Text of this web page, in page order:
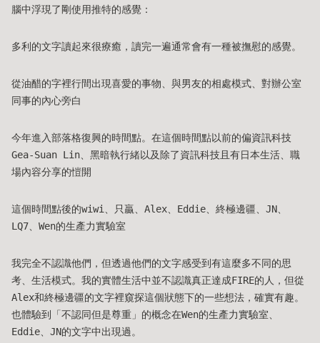
腦中浮現了剛使用推特的感覺：
多利的文字讀起來很療癒，讀完一遍通常會有一種被撫慰的感覺。
從油醋的字裡行間出現喜愛的事物、與男友的相處模式、對辦公室
同事的內心旁白
今年進入部落格復興的時間點。在這個時間點以前的偏資訊科技
Gea-Suan Lin、黑暗執行緒以及除了資訊科技且有日本生活、職
場內容分享的愷開
這個時間點後的wiwi、只贏、Alex、Eddie、終極邊疆、JN、
LQ7、Wen的生產力實驗室
我完全不認識他們，但透過他們的文字感受到有這麼多不同的思
考、生活模式。我的實體生活中並不認識真正達成FIRE的人，但從
Alex和終極邊疆的文字裡窺探這個狀態下的一些想法，確實有趣。
也體驗到「不認同但是尊重」的概念在Wen的生產力實驗室、
Eddie、JN的文字中出現過。